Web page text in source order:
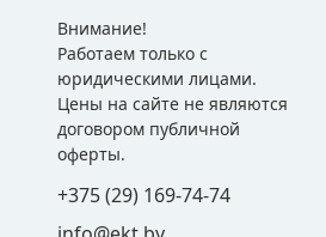
Внимание!
Работаем только с
юридическими лицами.
Цены на сайте не являются
договором публичной
оферты.
+375 (29) 169-74-74